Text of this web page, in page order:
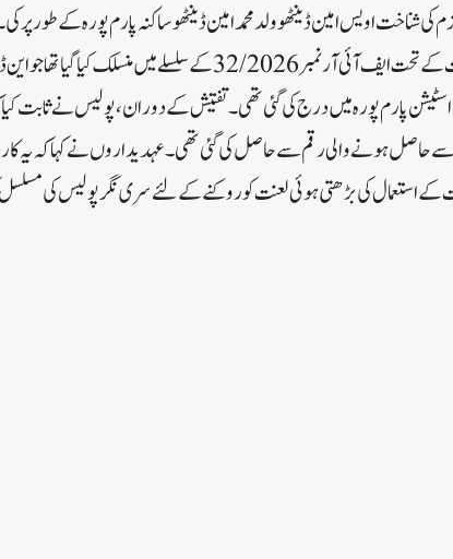
شناخت اویس امین ڈینٹھو ولد محمد امین ڈینٹھو ساکنہ پارم پورہ کے طور پر
این ڈی پی ایس ایکٹ کی متعلقہ دفعات کے تحت ایف آئی آر نمبر 32/2026 کے سلسلے
تحت پولس اسٹیشن پارم پورہ میں درج کی گئی تھی۔تفتیش کے دوران، پولیس نے ثابت
سے حاصل ہونے والی رقم سے حاصل کی گئی تھی۔ عہدیداروں نے کہا کہ یہ
کے استعمال کی بڑھتی ہوئی لعنت کو روکنے کے لئے سری نگر پولیس کی